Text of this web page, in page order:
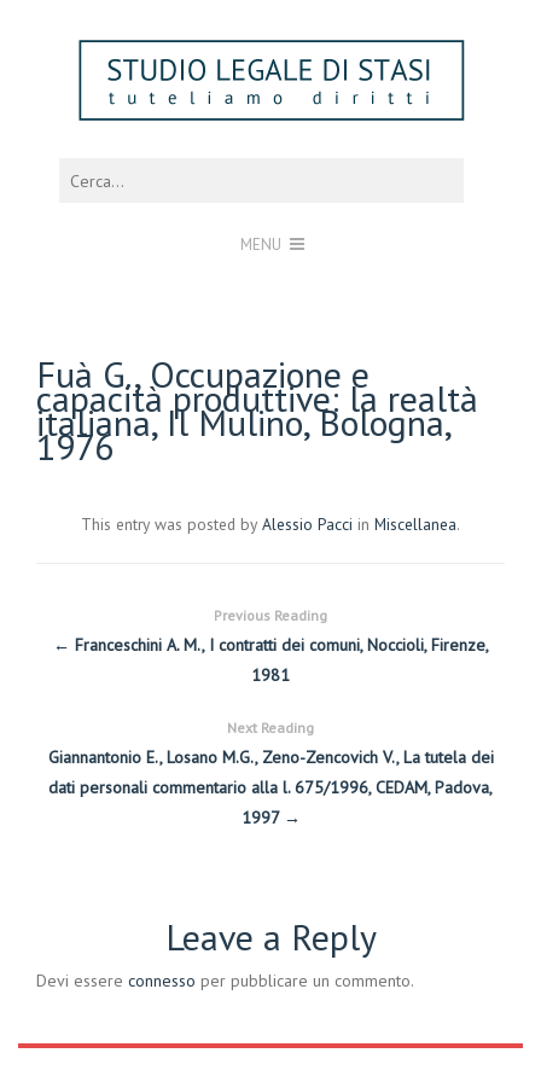
MENU
Fuà G., Occupazione e
capacità produttive: la realtà
italiana, Il Mulino, Bologna,
1976
This entry was posted by Alessio Pacci in Miscellanea.
Previous Reading
← Franceschini A. M., I contratti dei comuni, Noccioli, Firenze,
1981
Next Reading
Giannantonio E., Losano M.G., Zeno-Zencovich V., La tutela dei
dati personali commentario alla l. 675/1996, CEDAM, Padova,
1997 →
Leave a Reply
Devi essere connesso per pubblicare un commento.